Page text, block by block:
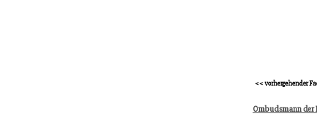
<< vorhergehender
Ombudsmann der